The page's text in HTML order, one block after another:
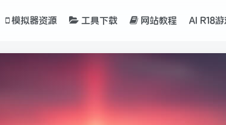
模拟器资源 工具下载 网站教程 AI R18